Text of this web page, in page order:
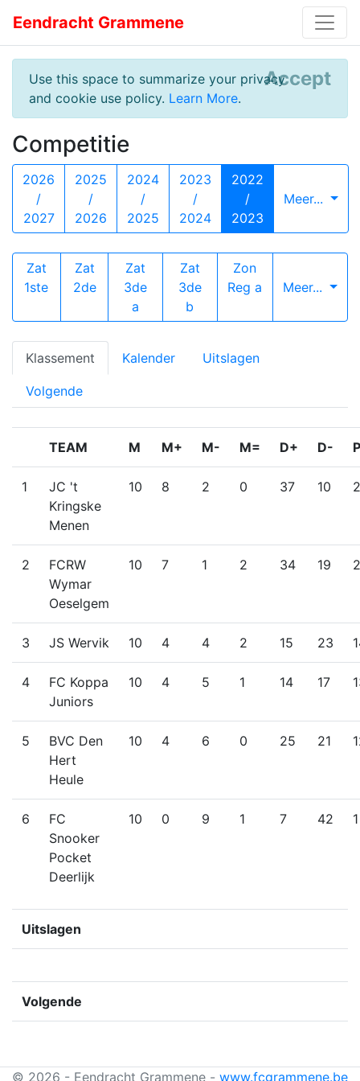
Eendracht Grammene
Use this space to summarize your privacy
and cookie use policy. Learn More.
Accept
Competitie
2026
/
2027
2025
/
2026
2024
/
2025
2023
/
2024
2022
/
2023
Meer...
Zat
1ste
Zat
2de
Zat
3de
a
Zat
3de
b
Zon
Reg a
Meer...
Klassement Kalender Uitslagen
Volgende
TEAM M M+ M- M= D+ D- P
1
JC 't
Kringske
Menen
10 8 2 0 37 10
2
FCRW
Wymar
Oeselgem
10 7 1 2 34 19
3 JS Wervik 10 4 4 2 15 23
4
FC Koppa
Juniors
10 4 5 1 14 17
5
BVC Den
Hert
Heule
10 4 6 0 25 21
6
FC
Snooker
Pocket
Deerlijk
10 0 9 1 7 42 1
Uitslagen
Volgende
© 2026 - Eendracht Grammene - www.fcgrammene.be